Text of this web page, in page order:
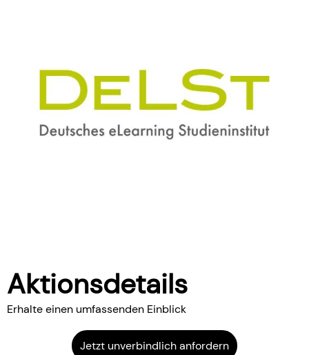
Aktionsdetails
Erhalte einen umfassenden Einblick
Jetzt unverbindlich anfordern